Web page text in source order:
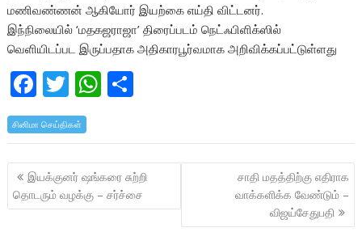
மணிவண்ணன் ஆகியோர் இயற்கை எய்தி விட்டனர்.
இந்நிலையில் ‘மதகஜராஜா’ திரைப்படம் நெட்ஃபிளிக்ஸில்
வெளியிடப்பட இருப்பதாக அதிகாரபூர்வமாக அறிவிக்கப்பட்டுள்ளது
F
ac
e
b
o
o
T
w
itt
er
W
at
s
A
p
ar
e
சினிமா செய்திகள்
Post
navigation
இயக்குனர் ஷங்கரை சுற்றி
தொடரும் வழக்கு – சர்ச்சை
சாதி மதத்திற்கு எதிராக
வாக்களிக்க வேண்டும் –
விஜய்சேதுபதி